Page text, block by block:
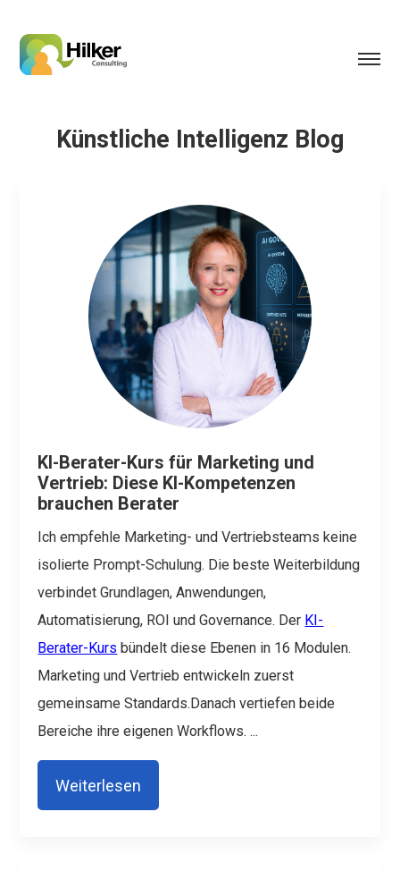
Künstliche Intelligenz Blog
KI-Berater-Kurs für Marketing und
Vertrieb: Diese KI-Kompetenzen
brauchen Berater
Ich empfehle Marketing- und Vertriebsteams keine
isolierte Prompt-Schulung. Die beste Weiterbildung
verbindet Grundlagen, Anwendungen,
Automatisierung, ROI und Governance. Der KI-
Berater-Kurs bündelt diese Ebenen in 16 Modulen.
Marketing und Vertrieb entwickeln zuerst
gemeinsame Standards.Danach vertiefen beide
Bereiche ihre eigenen Workflows. ...
Weiterlesen